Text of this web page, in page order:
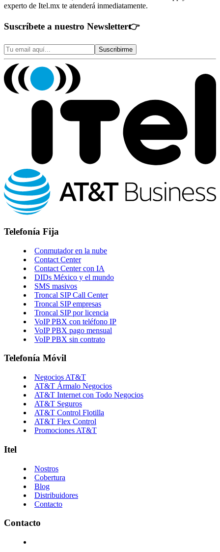
experto de Itel.mx te atenderá inmediatamente.
Suscríbete a nuestro Newsletter👉
Suscribirme
Telefonía Fija
Conmutador en la nube
Contact Center
Contact Center con IA
DIDs México y el mundo
SMS masivos
Troncal SIP Call Center
Troncal SIP empresas
Troncal SIP por licencia
VoIP PBX con teléfono IP
VoIP PBX pago mensual
VoIP PBX sin contrato
Telefonía Móvil
Negocios AT&T
AT&T Ármalo Negocios
AT&T Internet con Todo Negocios
AT&T Seguros
AT&T Control Flotilla
AT&T Flex Control
Promociones AT&T
Itel
Nostros
Cobertura
Blog
Distribuidores
Contacto
Contacto